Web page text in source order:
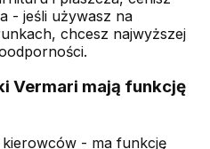
- jeśli używasz na
chcesz najwyższej
Vermari mają funkcję
- ma funkcję